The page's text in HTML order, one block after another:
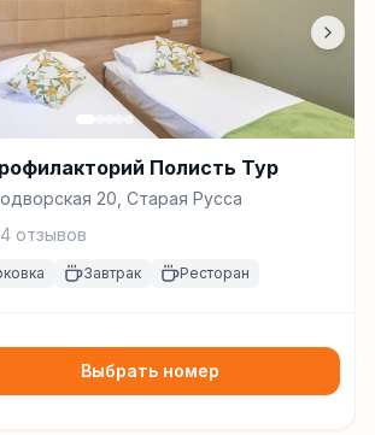
Полисть Тур
20, Старая Русса
отзывов
Завтрак Ресторан
Выбрать номер